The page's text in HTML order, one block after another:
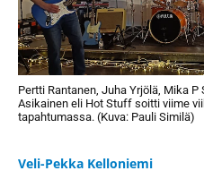
Pertti Rantanen, Juha Yrjölä, Mika
Asikainen eli Hot Stuff soitti viime
tapahtumassa. (Kuva: Pauli Similä)
Veli-Pekka Kelloniemi